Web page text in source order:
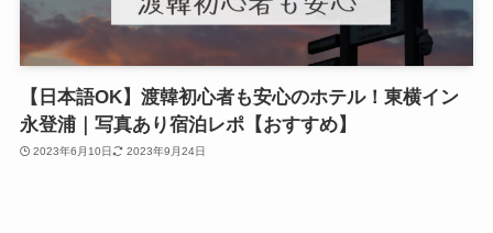
【日本語OK】渡韓初心者も安心のホテル！東横イン
永登浦｜写真あり宿泊レポ【おすすめ】
2023年6月10日 2023年9月24日